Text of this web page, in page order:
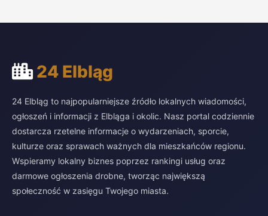
24 Elbląg
24 Elbląg to najpopularniejsze źródło lokalnych wiadomości,
ogłoszeń i informacji z Elbląga i okolic. Nasz portal codziennie
dostarcza rzetelne informacje o wydarzeniach, sporcie,
kulturze oraz sprawach ważnych dla mieszkańców regionu.
Wspieramy lokalny biznes poprzez rankingi usług oraz
darmowe ogłoszenia drobne, tworząc największą
społeczność w zasięgu Twojego miasta.